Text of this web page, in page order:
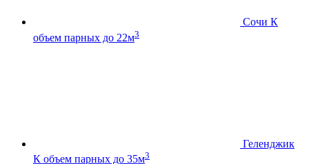
Сочи К
объем парных до 22м3
Геленджик
К объем парных до 35м3